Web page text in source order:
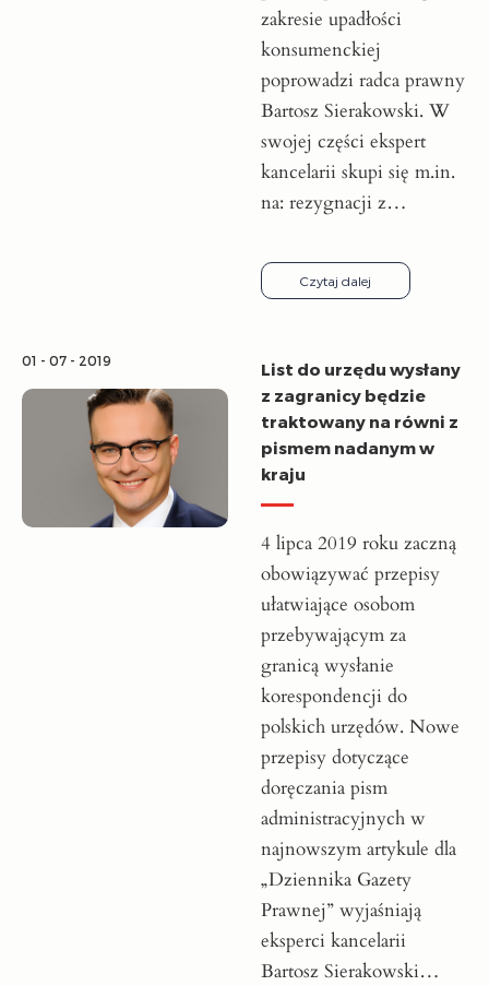
zakresie upadłości
konsumenckiej
poprowadzi radca prawny
Bartosz Sierakowski. W
swojej części ekspert
kancelarii skupi się m.in.
na: rezygnacji z…
Czytaj dalej
01 - 07 - 2019
List do urzędu wysłany
z zagranicy będzie
traktowany na równi z
pismem nadanym w
kraju
4 lipca 2019 roku zaczną
obowiązywać przepisy
ułatwiające osobom
przebywającym za
granicą wysłanie
korespondencji do
polskich urzędów. Nowe
przepisy dotyczące
doręczania pism
administracyjnych w
najnowszym artykule dla
„Dziennika Gazety
Prawnej” wyjaśniają
eksperci kancelarii
Bartosz Sierakowski…